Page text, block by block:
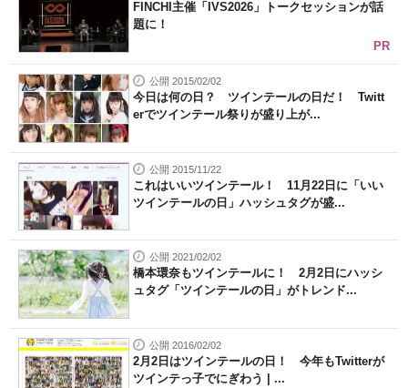
FINCHI主催「IVS2026」トークセッションが話
題に！
PR
公開 2015/02/02
今日は何の日？ ツインテールの日だ！ Twitt
erでツインテール祭りが盛り上が...
公開 2015/11/22
これはいいツインテール！ 11月22日に「いい
ツインテールの日」ハッシュタグが盛...
公開 2021/02/02
橋本環奈もツインテールに！ 2月2日にハッシ
ュタグ「ツインテールの日」がトレンド...
公開 2016/02/02
2月2日はツインテールの日！ 今年もTwitterが
ツインテっ子でにぎわう | ...